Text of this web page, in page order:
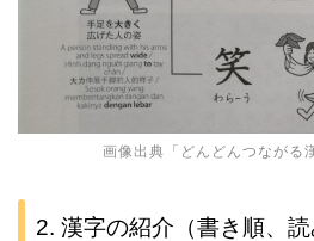
画像出典「 どんどんつながる
2. 漢字の紹介（書き順、読